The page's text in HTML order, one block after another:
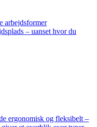
arbejdsformer
– uanset hvor du
ergonomisk og fleksibelt –